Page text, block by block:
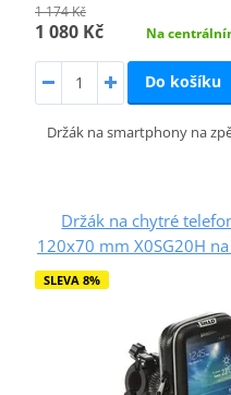
1 174 Kč
1 080 Kč Na
Do košíku
Držák na smartphony na
Držák na chytré
120x70 mm X0SG20H
SLEVA 8%